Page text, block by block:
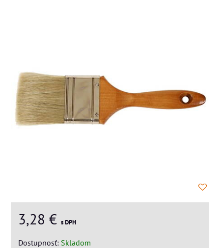
3,28 € s DPH
Dostupnosť: Skladom